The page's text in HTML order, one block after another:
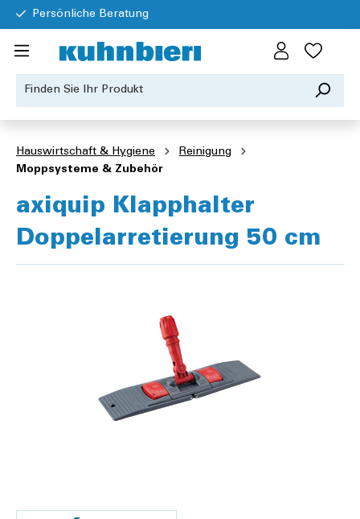
Persönliche Beratung
Hauswirtschaft & Hygiene
Reinigung
Moppsysteme & Zubehör
axiquip Klapphalter
Doppelarretierung 50 cm